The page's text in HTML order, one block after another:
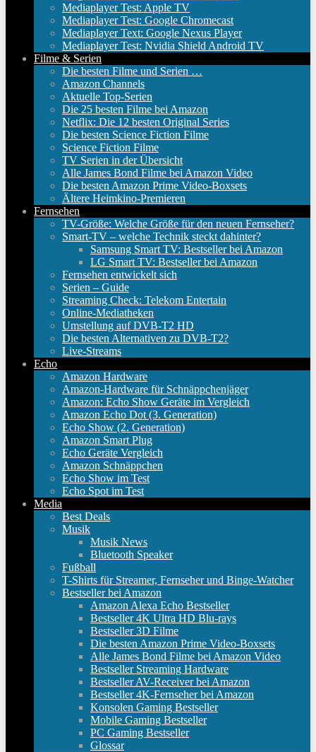
Mediaplayer Test: Apple TV
Mediaplayer Test: Google Chromecast
Mediaplayer Text: Google Nexus Player
Mediaplayer Test: Nvidia Shield Android TV
Filme & Serien
Die besten Filme und Serien …
Amazon Channels
Aktuelle Top-Serien
Die 25 besten Filme bei Amazon
Netflix: Die 12 besten Original Series
Die besten Science Fiction Filme
Science Fiction Filme
TV Serien in der Übersicht
Alle James Bond Filme bei Amazon Video
Die besten Amazon Prime Video-Boxsets
Ältere Heimkino-Premieren
Fernsehen
TV-Größe: Welche Größe für den neuen Fernseher?
Smart-TV – welche Technik steckt dahinter?
Samsung Smart TV: Bestseller bei Amazon
LG Smart TV: Bestseller bei Amazon
Fernsehen entwickelt sich
Serien – Guide
Streaming Check: Telekom Entertain
Online-Mediatheken
Umstellung auf DVB-T2 HD
Die besten Alternativen zu DVB-T2?
Live-Streams
Echo
Amazon Hardware
Amazon-Hardware für Schnäppchenjäger
Amazon: Echo Show Geräte im Vergleich
Amazon Echo Dot (3. Generation)
Echo Show (2. Generation)
Amazon Smart Plug
Echo Geräte Vergleich
Amazon Schnäppchen
Echo Show im Test
Echo Spot im Test
Media
Best Deals
Musik
Musik News
Bluetooth Speaker
Fußball
T-Shirts für Streamer, Fernseher und Binge-Watcher
Bestseller bei Amazon
Amazon Alexa Echo Bestseller
Bestseller 4K Ultra HD Blu-rays
Bestseller 3D Filme
Die besten Amazon Prime Video-Boxsets
Alle James Bond Filme bei Amazon Video
Bestseller Streaming Hardware
Bestseller AV-Receiver bei Amazon
Bestseller 4K-Fernseher bei Amazon
Konsolen Gaming Bestseller
Mobile Gaming Bestseller
PC Gaming Bestseller
Glossar